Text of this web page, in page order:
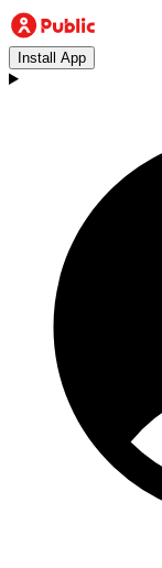
Install App